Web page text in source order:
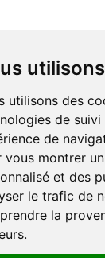
utilisons des
de
de
vous montrer
et des
le trafic de
la